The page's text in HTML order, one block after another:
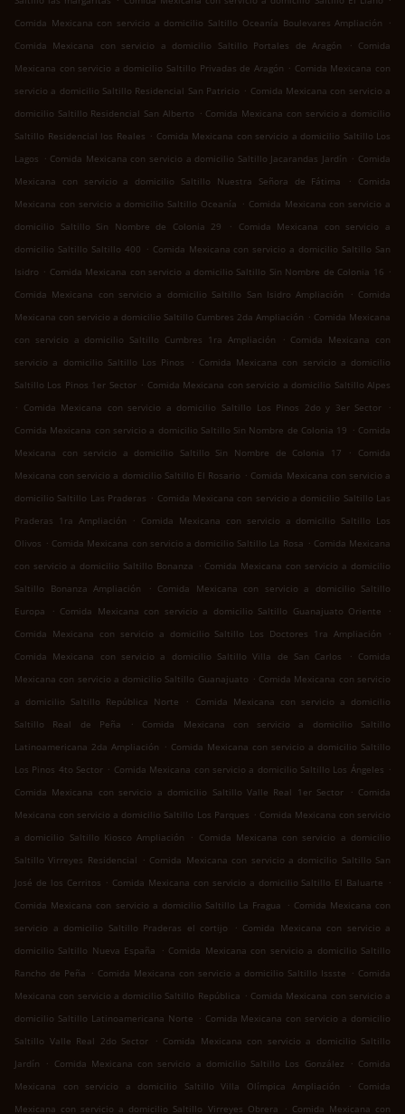
Comida Mexicana con servicio a domicilio Saltillo Oceanía Boulevares Ampliación
.
Comida Mexicana con servicio a domicilio Saltillo Portales de Aragón
. Comida
Mexicana con servicio a domicilio Saltillo Privadas de Aragón . Comida Mexicana con
servicio a domicilio Saltillo Residencial San Patricio . Comida Mexicana con servicio a
domicilio Saltillo Residencial San Alberto . Comida Mexicana con servicio a domicilio
Saltillo Residencial los Reales . Comida Mexicana con servicio a domicilio Saltillo Los
Lagos . Comida Mexicana con servicio a domicilio Saltillo Jacarandas Jardín . Comida
Mexicana con servicio a domicilio Saltillo Nuestra Señora de Fátima
.
Comida
Mexicana con servicio a domicilio Saltillo Oceanía . Comida Mexicana con servicio a
domicilio Saltillo Sin Nombre de Colonia 29
.
Comida Mexicana con servicio a
domicilio Saltillo Saltillo 400 . Comida Mexicana con servicio a domicilio Saltillo San
Isidro . Comida Mexicana con servicio a domicilio Saltillo Sin Nombre de Colonia 16 .
Comida Mexicana con servicio a domicilio Saltillo San Isidro Ampliación
. Comida
Mexicana con servicio a domicilio Saltillo Cumbres 2da Ampliación . Comida Mexicana
con servicio a domicilio Saltillo Cumbres 1ra Ampliación
. Comida Mexicana con
servicio a domicilio Saltillo Los Pinos
. Comida Mexicana con servicio a domicilio
Saltillo Los Pinos 1er Sector . Comida Mexicana con servicio a domicilio Saltillo Alpes
. Comida Mexicana con servicio a domicilio Saltillo Los Pinos 2do y 3er Sector
.
Comida Mexicana con servicio a domicilio Saltillo Sin Nombre de Colonia 19 . Comida
Mexicana con servicio a domicilio Saltillo Sin Nombre de Colonia 17
.
Comida
Mexicana con servicio a domicilio Saltillo El Rosario . Comida Mexicana con servicio a
domicilio Saltillo Las Praderas . Comida Mexicana con servicio a domicilio Saltillo Las
Praderas 1ra Ampliación
. Comida Mexicana con servicio a domicilio Saltillo Los
Olivos . Comida Mexicana con servicio a domicilio Saltillo La Rosa . Comida Mexicana
con servicio a domicilio Saltillo Bonanza . Comida Mexicana con servicio a domicilio
Saltillo Bonanza Ampliación
. Comida Mexicana con servicio a domicilio Saltillo
Europa
. Comida Mexicana con servicio a domicilio Saltillo Guanajuato Oriente
.
Comida Mexicana con servicio a domicilio Saltillo Los Doctores 1ra Ampliación
.
Comida Mexicana con servicio a domicilio Saltillo Villa de San Carlos
. Comida
Mexicana con servicio a domicilio Saltillo Guanajuato . Comida Mexicana con servicio
a domicilio Saltillo República Norte
.
Comida Mexicana con servicio a domicilio
Saltillo Real de Peña
.
Comida Mexicana con servicio a domicilio Saltillo
Latinoamericana 2da Ampliación . Comida Mexicana con servicio a domicilio Saltillo
Los Pinos 4to Sector . Comida Mexicana con servicio a domicilio Saltillo Los Ángeles .
Comida Mexicana con servicio a domicilio Saltillo Valle Real 1er Sector
. Comida
Mexicana con servicio a domicilio Saltillo Los Parques . Comida Mexicana con servicio
a domicilio Saltillo Kiosco Ampliación
. Comida Mexicana con servicio a domicilio
Saltillo Virreyes Residencial . Comida Mexicana con servicio a domicilio Saltillo San
José de los Cerritos . Comida Mexicana con servicio a domicilio Saltillo El Baluarte .
Comida Mexicana con servicio a domicilio Saltillo La Fragua
. Comida Mexicana con
servicio a domicilio Saltillo Praderas el cortijo
. Comida Mexicana con servicio a
domicilio Saltillo Nueva España
. Comida Mexicana con servicio a domicilio Saltillo
Rancho de Peña . Comida Mexicana con servicio a domicilio Saltillo Issste . Comida
Mexicana con servicio a domicilio Saltillo República . Comida Mexicana con servicio a
domicilio Saltillo Latinoamericana Norte . Comida Mexicana con servicio a domicilio
Saltillo Valle Real 2do Sector
. Comida Mexicana con servicio a domicilio Saltillo
Jardín
. Comida Mexicana con servicio a domicilio Saltillo Los González . Comida
Mexicana con servicio a domicilio Saltillo Villa Olímpica Ampliación
.
Comida
Mexicana con servicio a domicilio Saltillo Virreyes Obrera
. Comida Mexicana con